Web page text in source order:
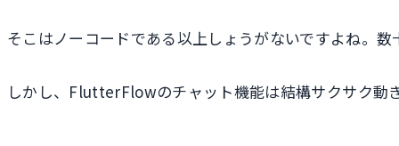
そこはノーコードである以上しょうがないですよね。
しかし、FlutterFlowのチャット機能は結構サクサク動